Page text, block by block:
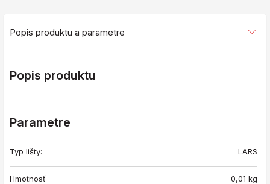
Popis produktu a parametre
Popis produktu
Parametre
Typ lišty: LARS
Hmotnosť 0,01 kg